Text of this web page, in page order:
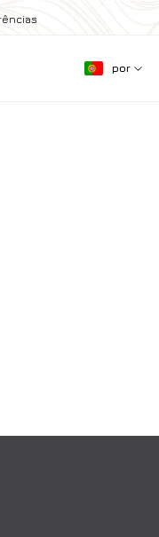
por